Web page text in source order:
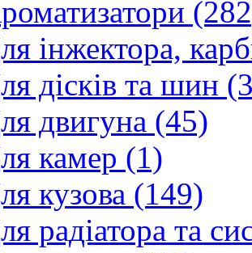
інжектора,
дісків та шин
двигуна (45)
камер (1)
кузова (149)
радіатора та